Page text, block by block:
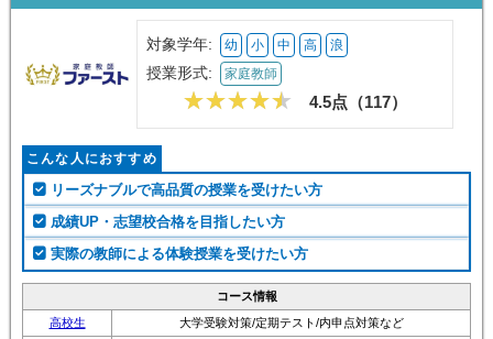
対象学年: 幼 小 中 高 浪
授業形式: 家庭教師
4.5点（117）
こんな人におすすめ
リーズナブルで高品質の授業を受けたい方
成績UP・志望校合格を目指したい方
実際の教師による体験授業を受けたい方
コース情報
高校生
大学受験対策/定期テスト/内申点対策など